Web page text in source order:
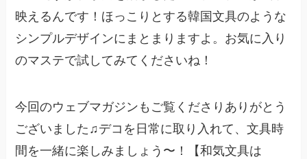
映えるんです！ほっこりとする韓国文具のような
シンプルデザインにまとまりますよ。お気に入り
のマステで試してみてくださいね！
今回のウェブマガジンもご覧くださりありがとう
ございました♫デコを日常に取り入れて、文具時
間を一緒に楽しみましょう〜！【和気文具は